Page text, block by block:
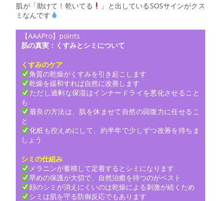
肌が「助けて！乾いてる
」と出しているSOSサインがクス
ミなんです
【AAAPro】points
肌の真実：くすみとシミについて
くすみのケア
角質の乾燥がくすみを引き起こします
乾燥を緩和すれば自然に改善します
ただし過剰な保湿はインナードライを悪化させること
も
最良の方法は、肌を休ませて自然の回復力に任せるこ
と
化粧も控えめにして、約半年で少しずつ改善を待ちま
しょう
シミの仕組み
メラニンが蓄積して定着するとシミになります
早めの保護が大切で、自然治癒を待つのがベスト
顔のシミが消えにくいのは乾燥による刺激が続くため
シミは肌を守る防御反応でもあります